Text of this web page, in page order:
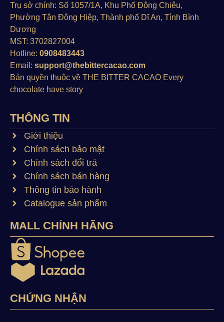
Trụ sở chính: Số 1057/1A, Khu Phố Đông Chiêu,
Phường Tân Đông Hiệp, Thành phố Dĩ An, Tỉnh Bình
Dương
MST: 3702827004
Hotline: 0908483443
Email: support@thebittercacao.com
Bản quyền thuộc về THE BITTER CACAO Every
chocolate have story
THÔNG TIN
Giới thiệu
Chính sách bảo mật
Chính sách đổi trả
Chính sách bán hàng
Thông tin bảo hành
Catalogue sản phẩm
MALL CHÍNH HÃNG
CHỨNG NHẬN